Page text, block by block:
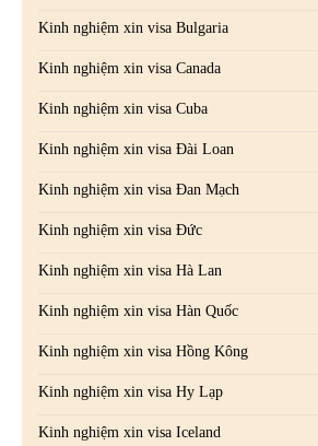
Kinh nghiệm xin visa Bulgaria
Kinh nghiệm xin visa Canada
Kinh nghiệm xin visa Cuba
Kinh nghiệm xin visa Đài Loan
Kinh nghiệm xin visa Đan Mạch
Kinh nghiệm xin visa Đức
Kinh nghiệm xin visa Hà Lan
Kinh nghiệm xin visa Hàn Quốc
Kinh nghiệm xin visa Hồng Kông
Kinh nghiệm xin visa Hy Lạp
Kinh nghiệm xin visa Iceland